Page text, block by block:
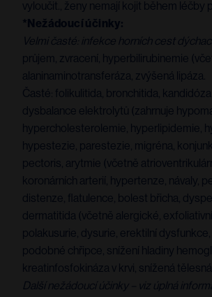
vyloučit., ženy nemají kojit během léčby
*Nežádoucí účinky:
Velmi časté: infekce horních cest
průjem, zvracení, hyperbilirubinemie
alaninaminotransferáza, zvýšená lipáza.
Časté: folikulitida, bronchitida,
dysbalance elektrolytů (zahrnuje
hypercholesterolemie, hyperlipidemie,
hypestezie, parestezie, migréna,
pectoris, arytmie (včetně
koronárních arterií, hypertenze, návaly,
distenze, flatulence, bolest břicha,
dermatitida (včetně alergické,
polakusurie, dysurie, erektilní
podobné chřipce, snížení hladiny
kreatinfosfokináza v krvi, snížená
Další nežádoucí účinky – viz úplná